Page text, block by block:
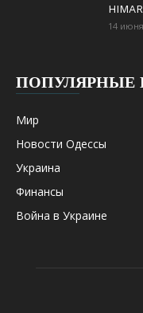
14
ПОПУЛЯРНЫЕ
Мир
Новости Одессы
Украина
Финансы
Война в Украине